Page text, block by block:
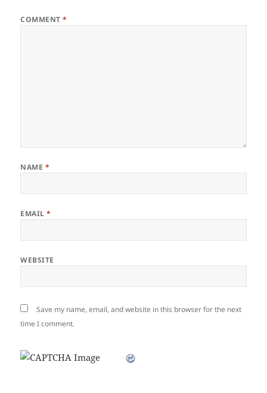
COMMENT*
NAME *
EMAIL*
WEBSITE
Save my name, email, and website in this browser for the next
time I comment.